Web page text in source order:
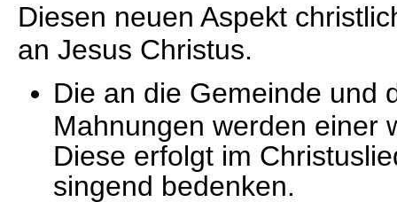
Diesen neuen Aspekt
an Jesus Christus.
Die an die Gemeinde und
Mahnungen werden einer
Diese erfolgt im
singend bedenken.